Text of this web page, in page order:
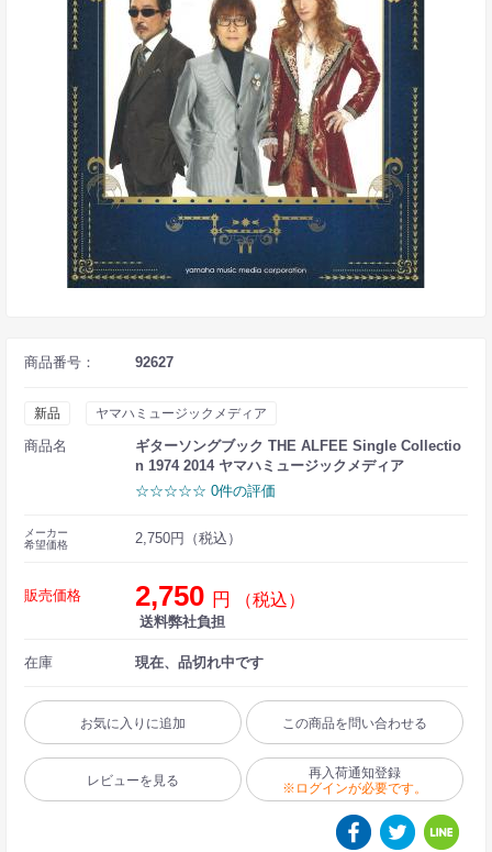
商品番号： 92627
新品 ヤマハミュージックメディア
商品名
ギターソングブック THE ALFEE Single Collectio
n 1974 2014 ヤマハミュージックメディア
☆☆☆☆☆ 0件の評価
メーカー
希望価格
2,750円（税込）
販売価格 2,750 円 （税込）
送料弊社負担
在庫 現在、品切れ中です
お気に入りに追加 この商品を問い合わせる
レビューを見る
再入荷通知登録
※ログインが必要です。